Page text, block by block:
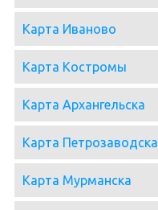
Карта Иваново
Карта Костромы
Карта Архангельска
Карта Петрозаводска
Карта Мурманска